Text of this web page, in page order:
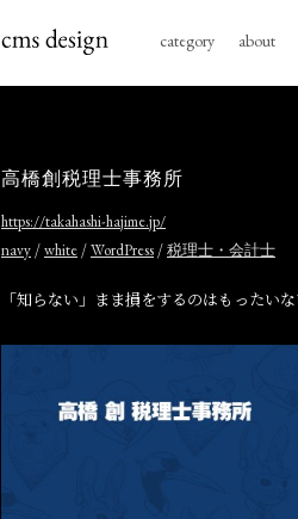
category about
高橋創税理士事務所
https://takahashi-hajime.jp/
navy /white /WordPress /税理士・会計士
「知らない」まま損をするのはもったい